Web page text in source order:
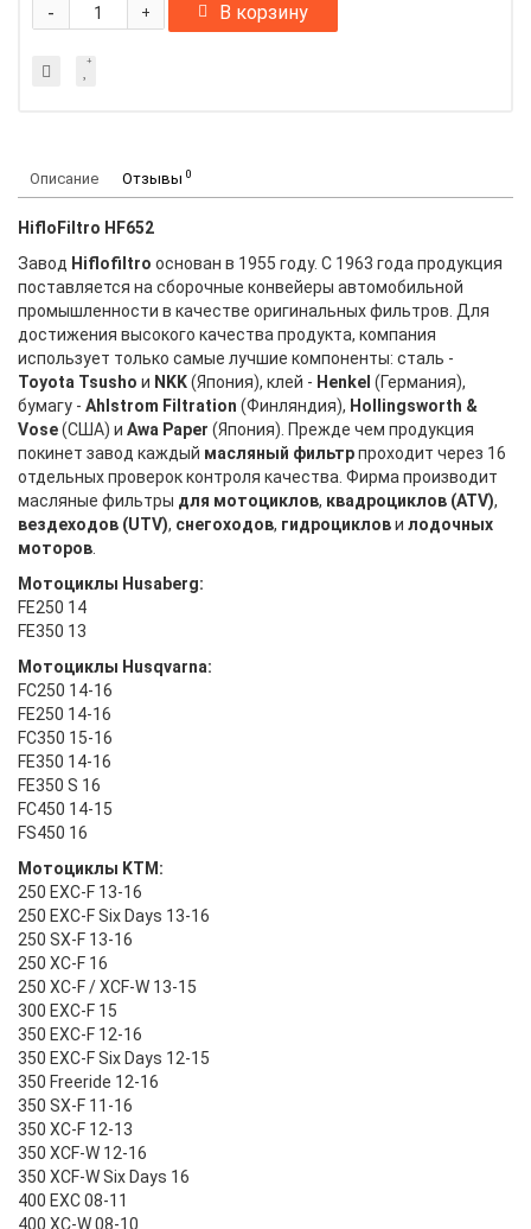
+
- В корзину
Описание Отзывы 0
HifloFiltro HF652
Завод Hiflofiltro основан в 1955 году. С 1963 года продукция
поставляется на сборочные конвейеры автомобильной
промышленности в качестве оригинальных фильтров. Для
достижения высокого качества продукта, компания
использует только самые лучшие компоненты: сталь -
Toyota Tsusho и NKK(Япония), клей - Henkel (Германия),
бумагу - Ahlstrom Filtration (Финляндия), Hollingsworth &
Vose(США) и Awa Paper (Япония). Прежде чем продукция
покинет завод каждый масляный фильтрпроходит через 16
отдельных проверок контроля качества. Фирма производит
масляные фильтры для мотоциклов, квадроциклов (ATV),
вездеходов (UTV), снегоходов, гидроциклови лодочных
моторов
Мотоциклы Husaberg:
FE250 14
FE350 13
Мотоциклы Husqvarna:
FC250 14-16
FE250 14-16
FC350 15-16
FE350 14-16
FE350 S 16
FC450 14-15
FS450 16
Мотоциклы KTM:
250 EXC-F 13-16
250 EXC-F Six Days 13-16
250 SX-F 13-16
250 XC-F 16
250 XC-F / XCF-W 13-15
300 EXC-F 15
350 EXC-F 12-16
350 EXC-F Six Days 12-15
350 Freeride 12-16
350 SX-F 11-16
350 XC-F 12-13
350 XCF-W 12-16
350 XCF-W Six Days 16
400 EXC 08-11
400 XC-W 08-10